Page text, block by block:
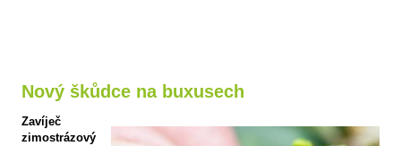
Nový škůdce na buxusech
Zavíječ
zimostrázový